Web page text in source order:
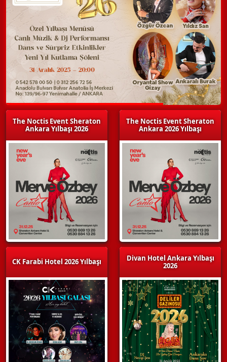
The Noctis Event Sheraton
Ankara Yılbaşı 2026
CK Farabi Hotel 2026 Yılbaşı
The Noctis Event Sheraton
Ankara 2026 Yılbaşı
Divan Hotel Ankara Yılbaşı
2026